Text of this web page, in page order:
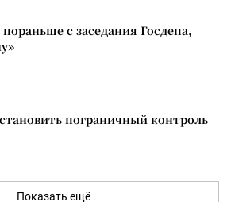
с заседания Госдепа,
пограничный контроль
Показать ещё